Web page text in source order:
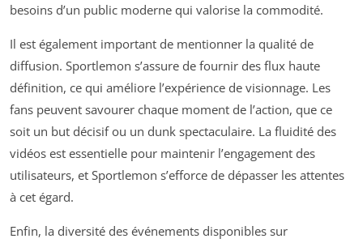
besoins d’un public moderne qui valorise la commodité.
Il est également important de mentionner la qualité de
diffusion. Sportlemon s’assure de fournir des flux haute
définition, ce qui améliore l’expérience de visionnage. Les
fans peuvent savourer chaque moment de l’action, que ce
soit un but décisif ou un dunk spectaculaire. La fluidité des
vidéos est essentielle pour maintenir l’engagement des
utilisateurs, et Sportlemon s’efforce de dépasser les attentes
à cet égard.
Enfin, la diversité des événements disponibles sur